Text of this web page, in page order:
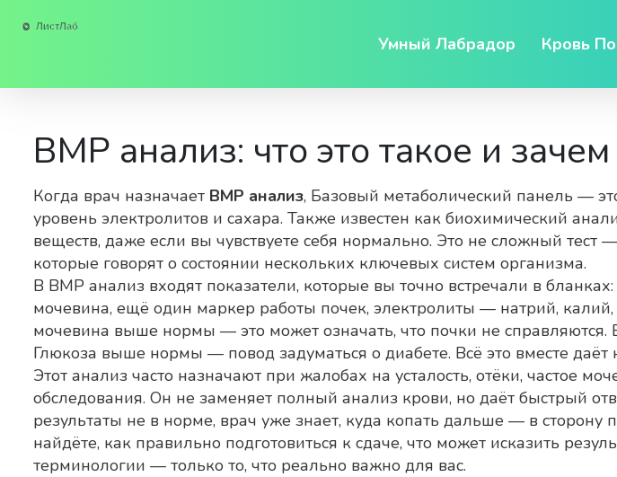
Умный Лабрадор Кровь
BMP анализ: что это такое и
Когда врач назначает BMP анализ, Базовый метаболический панель —
уровень электролитов и сахара. Также известен как биохимический
веществ, даже если вы чувствуете себя нормально. Это не сложный тест
которые говорят о состоянии нескольких ключевых систем организма.
В BMP анализ входят показатели, которые вы точно встречали в бланках:
мочевина, ещё один маркер работы почек, электролиты — натрий, калий,
мочевина выше нормы — это может означать, что почки не
Глюкоза выше нормы — повод задуматься о диабете. Всё это вместе
Этот анализ часто назначают при жалобах на усталость, отёки, частое
обследования. Он не заменяет полный анализ крови, но даёт быстрый
результаты не в норме, врач уже знает, куда копать дальше — в
найдёте, как правильно подготовиться к сдаче, что может исказить
терминологии — только то, что реально важно для вас.